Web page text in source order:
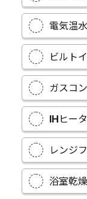
電気温
ビルト
ガスコ
IHヒー
レンジ
浴室乾